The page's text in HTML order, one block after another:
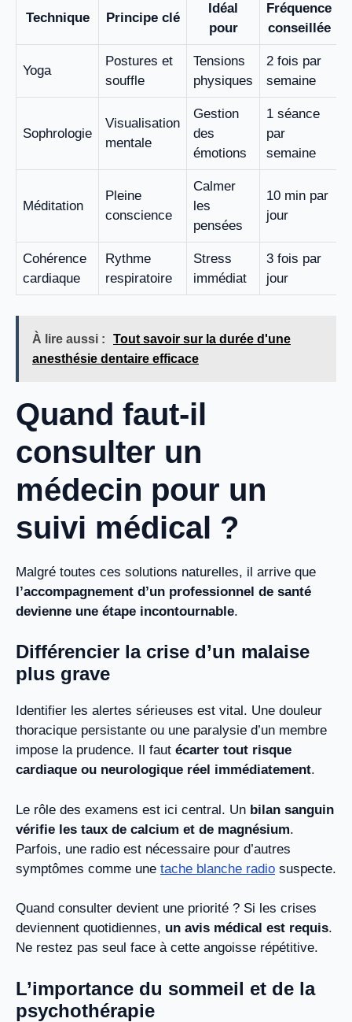
Technique Principe clé
Idéal
pour
Fréquence
conseillée
Yoga
Postures et
souffle
Tensions
physiques
2 fois par
semaine
Sophrologie
Visualisation
mentale
Gestion
des
émotions
1 séance
par
semaine
Méditation
Pleine
conscience
Calmer
les
pensées
10 min par
jour
Cohérence
cardiaque
Rythme
respiratoire
Stress
immédiat
3 fois par
jour
À lire aussi :
Tout savoir sur la durée d'une
anesthésie dentaire efficace
Quand faut-il
consulter un
médecin pour un
suivi médical ?
Malgré toutes ces solutions naturelles, il arrive que
l’accompagnement d’un professionnel de santé
devienne une étape incontournable.
Différencier la crise d’un malaise
plus grave
Identifier les alertes sérieuses est vital. Une douleur
thoracique persistante ou une paralysie d’un membre
impose la prudence. Il faut écarter tout risque
cardiaque ou neurologique réel immédiatement.
Le rôle des examens est ici central. Un bilan sanguin
vérifie les taux de calcium et de magnésium.
Parfois, une radio est nécessaire pour d’autres
symptômes comme une tache blanche radio suspecte.
Quand consulter devient une priorité ? Si les crises
deviennent quotidiennes, un avis médical est requis.
Ne restez pas seul face à cette angoisse répétitive.
L’importance du sommeil et de la
psychothérapie